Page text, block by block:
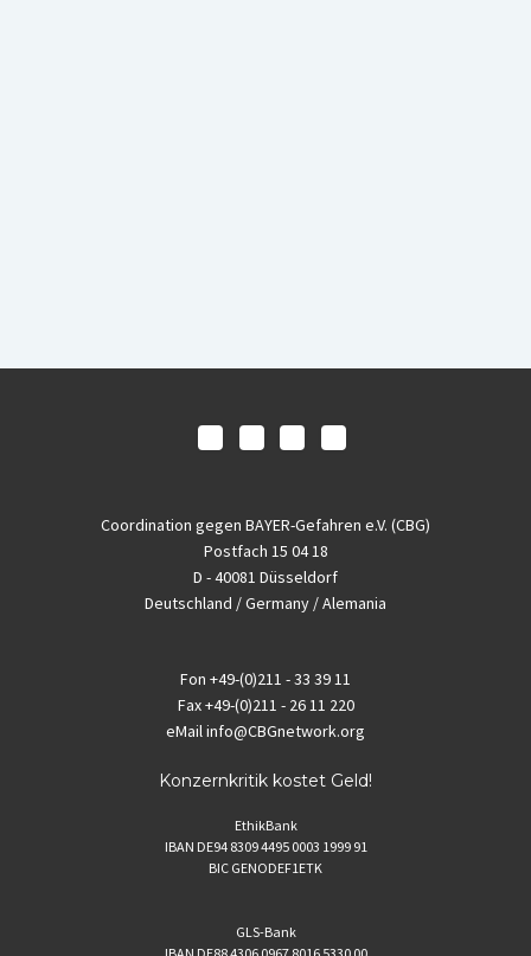
Coordination gegen BAYER-Gefahren e.V. (CBG)
Postfach 15 04 18
D - 40081 Düsseldorf
Deutschland / Germany / Alemania
Fon +49-(0)211 - 33 39 11
Fax+49-(0)211 - 26 11 220
eMailinfo@CBGnetwork.org
Konzernkritik kostet Geld!
EthikBank
IBAN DE94 8309 4495 0003 1999 91
BIC GENODEF1ETK
GLS-Bank